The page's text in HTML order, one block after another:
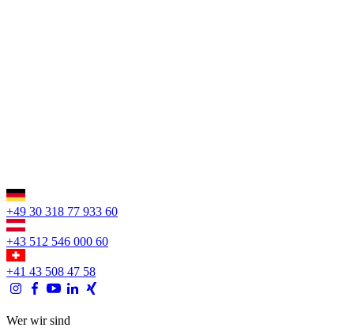
+49 30 318 77 933 60
+43 512 546 000 60
+41 43 508 47 58
Wer wir sind